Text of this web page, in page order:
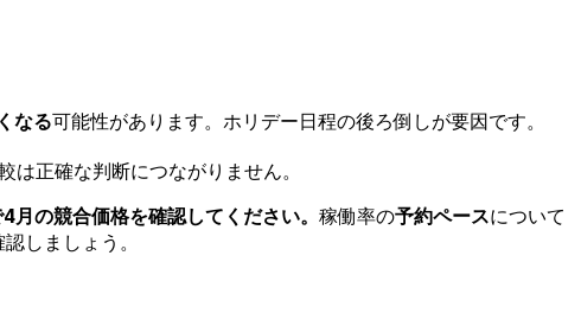
なる可能性があります。ホリデー日程の後ろ倒しが要因です。
正確な判断につながりません。
の競合価格を確認してください。 稼働率の予約ペースについて
しましょう。